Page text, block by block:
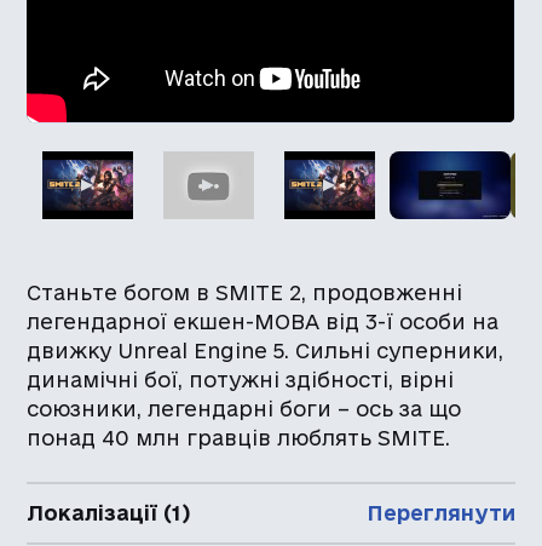
Станьте богом в SMITE 2, продовженні
легендарної екшен-MOBA від 3-ї особи на
движку Unreal Engine 5. Сильні суперники,
динамічні бої, потужні здібності, вірні
союзники, легендарні боги – ось за що
понад 40 млн гравців люблять SMITE.
Локалізації (1) Переглянути